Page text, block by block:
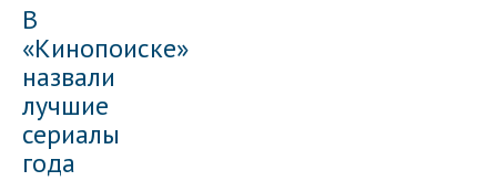
В
«Кинопоиске»
назвали
лучшие
сериалы
года